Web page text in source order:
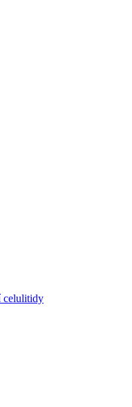
celulitidy